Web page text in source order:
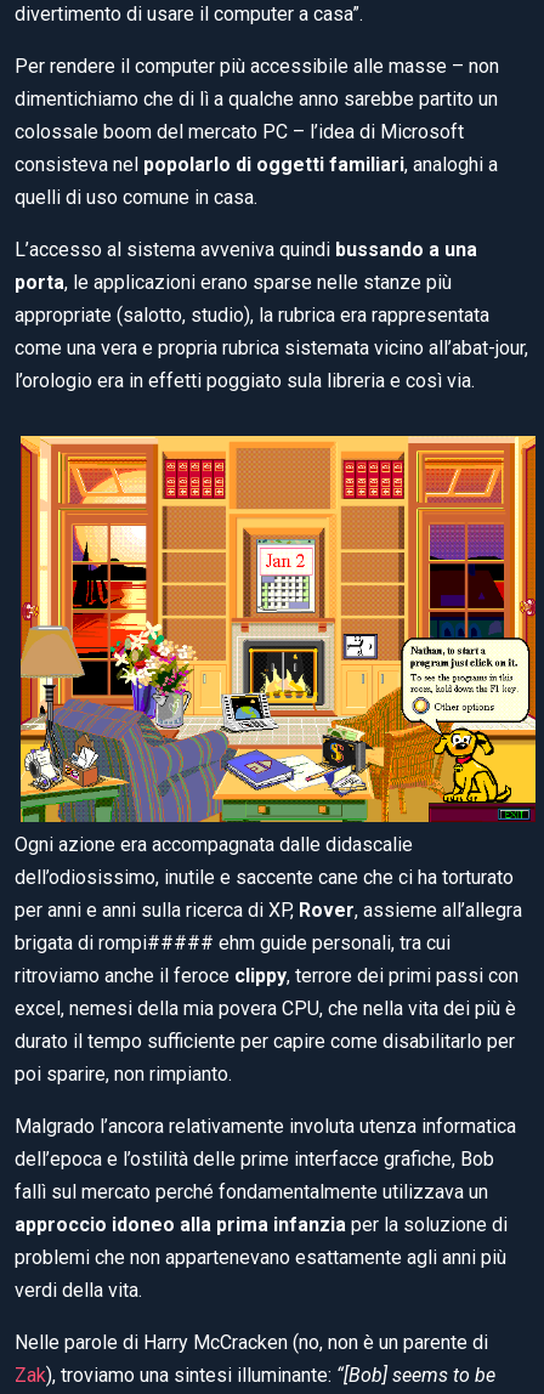
divertimento di usare il computer a casa”.
Per rendere il computer più accessibile alle masse – non
dimentichiamo che di lì a qualche anno sarebbe partito un
colossale boom del mercato PC – l’idea di Microsoft
consisteva nel popolarlo di oggetti familiari, analoghi a
quelli di uso comune in casa.
L’accesso al sistema avveniva quindi bussando a una
porta, le applicazioni erano sparse nelle stanze più
appropriate (salotto, studio), la rubrica era rappresentata
come una vera e propria rubrica sistemata vicino all’abat-jour,
l’orologio era in effetti poggiato sula libreria e così via.
Ogni azione era accompagnata dalle didascalie
dell’odiosissimo, inutile e saccente cane che ci ha torturato
per anni e anni sulla ricerca di XP, Rover, assieme all’allegra
brigata di rompi##### ehm guide personali, tra cui
ritroviamo anche il feroce clippy, terrore dei primi passi con
excel, nemesi della mia povera CPU, che nella vita dei più è
durato il tempo sufficiente per capire come disabilitarlo per
poi sparire, non rimpianto.
Malgrado l’ancora relativamente involuta utenza informatica
dell’epoca e l’ostilità delle prime interfacce grafiche, Bob
fallì sul mercato perché fondamentalmente utilizzava un
approccio idoneo alla prima infanzia per la soluzione di
problemi che non appartenevano esattamente agli anni più
verdi della vita.
Nelle parole di Harry McCracken (no, non è un parente di
Zak), troviamo una sintesi illuminante: “[Bob] seems to be